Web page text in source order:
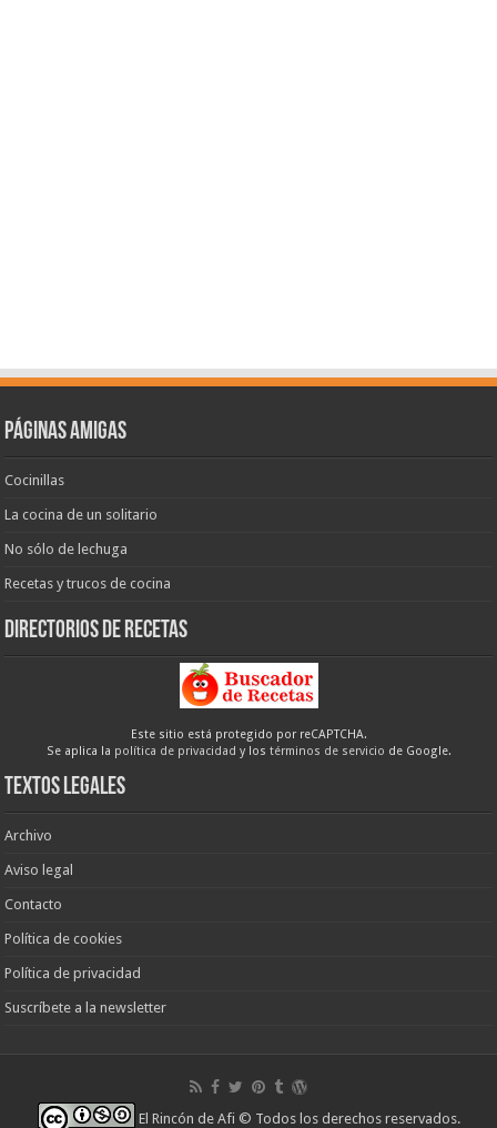
Páginas amigas
Cocinillas
La cocina de un solitario
No sólo de lechuga
Recetas y trucos de cocina
Directorios de recetas
Este sitio está protegido por reCAPTCHA.
Se aplica la política de privacidad y los términos de servicio de Google.
Textos legales
Archivo
Aviso legal
Contacto
Política de cookies
Política de privacidad
Suscríbete a la newsletter
El Rincón de Afi © Todos los derechos reservados.